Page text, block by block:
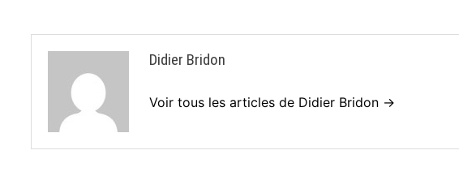
Didier Bridon
Voir tous les articles de Didier Bridon →